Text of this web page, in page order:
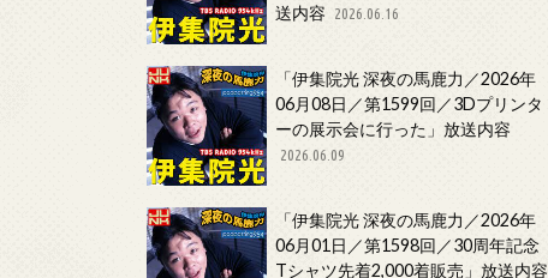
送内容
2026.06.16
「伊集院光 深夜の馬鹿力／2026年
06月08日／第1599回／3Dプリンタ
ーの展示会に行った」放送内容
2026.06.09
「伊集院光 深夜の馬鹿力／2026年
06月01日／第1598回／30周年記念
Tシャツ先着2,000着販売」放送内容